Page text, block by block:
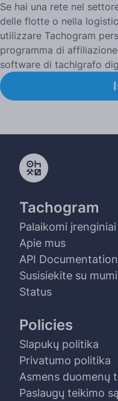
Se hai una rete nel
delle flotte o nella
utilizzare Tachogram
programma di
software di tachigrafo
Tachogram
Palaikomi įrenginiai
Apie mus
API Documentation
Susisiekite su
Status
Policies
Slapukų politika
Privatumo politika
Asmens duomenų
Paslaugų teikimo